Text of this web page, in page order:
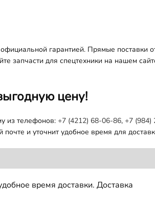
гарантией. Прямые поставки
запчасти для спецтехники на нашем
цену!
из телефонов: +7 (4212) 68-06-86, +7 (984)
и уточнит удобное время для
время доставки. Доставка